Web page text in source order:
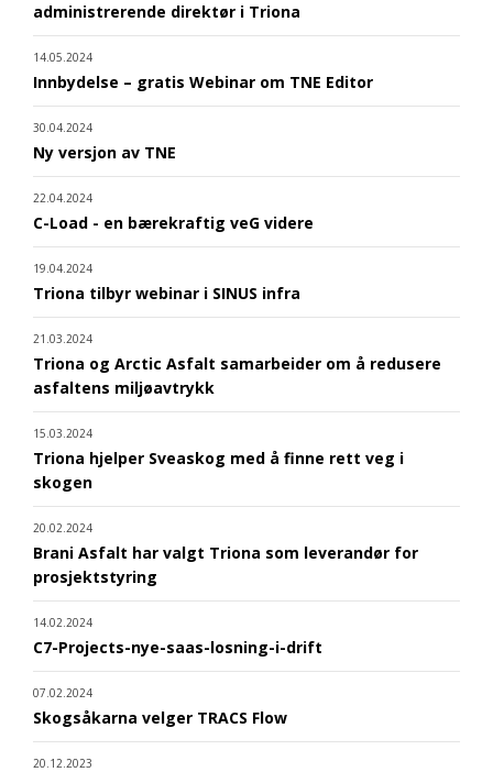
administrerende direktør i Triona
14.05.2024
Innbydelse – gratis Webinar om TNE Editor
30.04.2024
Ny versjon av TNE
22.04.2024
C-Load - en bærekraftig veG videre
19.04.2024
Triona tilbyr webinar i SINUS infra
21.03.2024
Triona og Arctic Asfalt samarbeider om å redusere
asfaltens miljøavtrykk
15.03.2024
Triona hjelper Sveaskog med å finne rett veg i
skogen
20.02.2024
Brani Asfalt har valgt Triona som leverandør for
prosjektstyring
14.02.2024
C7-Projects-nye-saas-losning-i-drift
07.02.2024
Skogsåkarna velger TRACS Flow
20.12.2023